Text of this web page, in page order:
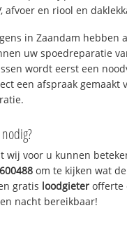
afvoer en riool en
in Zaandam hebben
uw spoedreparatie
wordt eerst een
een afspraak gemaakt
wij voor u kunnen
om te kijken wat
gratis loodgieter offerte
nacht bereikbaar!